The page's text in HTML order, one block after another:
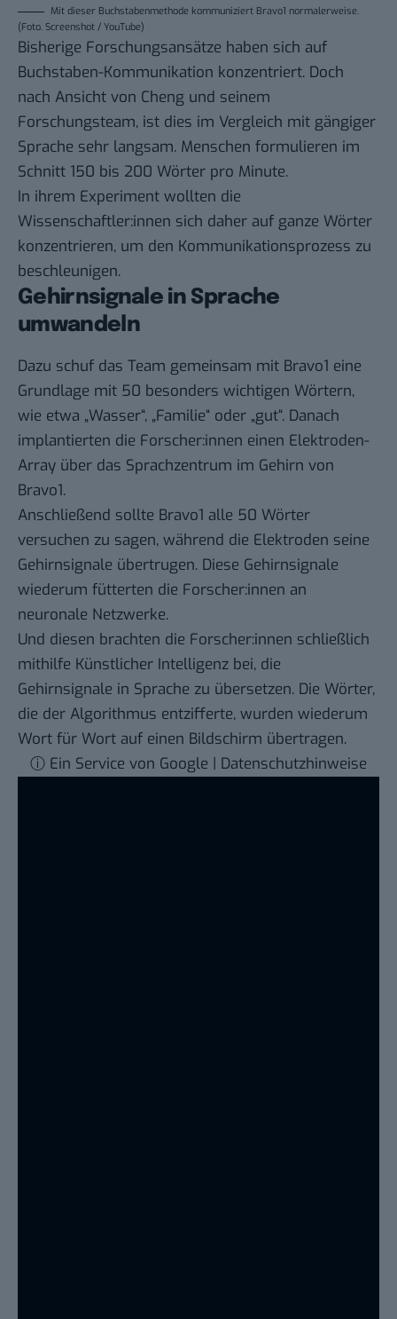
Mit dieser Buchstabenmethode kommuniziert Bravo1 normalerweise.
(Foto. Screenshot / YouTube)
Bisherige Forschungsansätze haben sich auf
Buchstaben-Kommunikation konzentriert. Doch
nach Ansicht von Cheng und seinem
Forschungsteam, ist dies im Vergleich mit gängiger
Sprache sehr langsam. Menschen formulieren im
Schnitt 150 bis 200 Wörter pro Minute.
In ihrem Experiment wollten die
Wissenschaftler:innen sich daher auf ganze Wörter
konzentrieren, um den Kommunikationsprozess zu
beschleunigen.
Gehirnsignale in Sprache
umwandeln
Dazu schuf das Team gemeinsam mit Bravo1 eine
Grundlage mit 50 besonders wichtigen Wörtern,
wie etwa „Wasser“, „Familie“ oder „gut“. Danach
implantierten die Forscher:innen einen Elektroden-
Array über das Sprachzentrum im Gehirn von
Bravo1.
Anschließend sollte Bravo1 alle 50 Wörter
versuchen zu sagen, während die Elektroden seine
Gehirnsignale übertrugen. Diese Gehirnsignale
wiederum fütterten die Forscher:innen an
neuronale Netzwerke.
Und diesen brachten die Forscher:innen schließlich
mithilfe Künstlicher Intelligenz bei, die
Gehirnsignale in Sprache zu übersetzen. Die Wörter,
die der Algorithmus entzifferte, wurden wiederum
Wort für Wort auf einen Bildschirm übertragen.
ⓘ Ein Service von Google | Datenschutzhinweise